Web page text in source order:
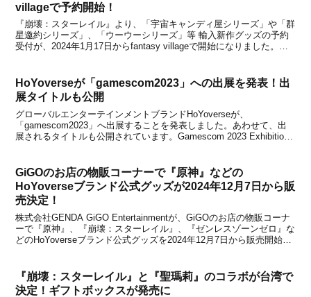
villageで予約開始！
『崩壊：スターレイル』より、「宇宙キャンディ屋シリーズ」や「群
星邀約シリーズ」、「ウーウーシリーズ」等 輸入新作グッズの予約
受付が、2024年1月17日からfantasy villageで開始になりました。新
HoYoverseが「gamescom2023」への出展を発表！出
展タイトルも公開
グローバルエンターテインメントブランドHoYoverseが、
「gamescom2023」へ出展することを発表しました。あわせて、出
展されるタイトルも公開されています。Gamescom 2023 Exhibition
GiGOのお店の物販コーナーで『原神』などの
HoYoverseブランド公式グッズが2024年12月7日から販
売決定！
株式会社GENDA GiGO Entertainmentが、GiGOのお店の物販コーナ
ーで『原神』、『崩壊：スターレイル』、『ゼンレスゾーンゼロ』な
どのHoYoverseブランド公式グッズを2024年12月7日から販売開始す
『崩壊：スターレイル』と『聖瑪莉』のコラボが台湾で
決定！ギフトボックスが発売に